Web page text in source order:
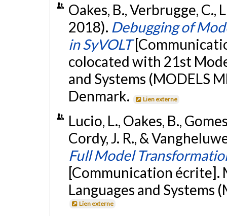
Oakes, B., Verbrugge, C.,
2018). Debugging of
in SyVOLT
colocated with 21st
and Systems (MODELS
Denmark.
Lien externe
Lucio, L., Oakes, B.,
Cordy, J. R., &
Full Model
[Communication écrite].
Languages and Systems
Lien externe